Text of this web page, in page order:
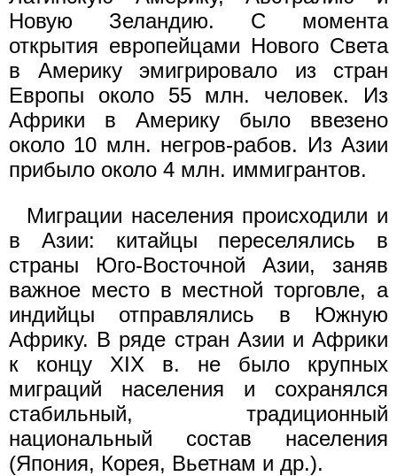
Новую Зеландию. С момента
открытия европейцами Нового Света
в Америку эмигрировало из стран
Европы около 55 млн. человек. Из
Африки в Америку было ввезено
около 10 млн. негров-рабов. Из Азии
прибыло около 4 млн. иммигрантов.
Миграции населения происходили и
в Азии: китайцы переселялись в
страны Юго-Восточной Азии, заняв
важное место в местной торговле, а
индийцы отправлялись в Южную
Африку. В ряде стран Азии и Африки
к концу XIX в. не было крупных
миграций населения и сохранялся
стабильный, традиционный
национальный состав населения
(Япония, Корея, Вьетнам и др.).